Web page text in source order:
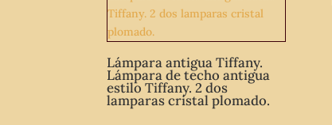
Lámpara antigua Tiffany.
Lámpara de techo antigua
estilo Tiffany. 2 dos
lamparas cristal plomado.